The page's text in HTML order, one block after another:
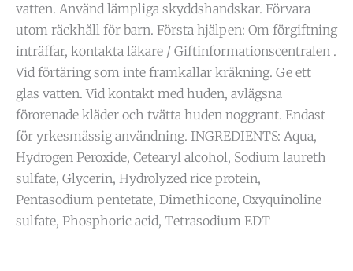
vatten. Använd lämpliga skyddshandskar. Förvara
utom räckhåll för barn. Första hjälpen: Om förgiftning
inträffar, kontakta läkare / Giftinformationscentralen .
Vid förtäring som inte framkallar kräkning. Ge ett
glas vatten. Vid kontakt med huden, avlägsna
förorenade kläder och tvätta huden noggrant. Endast
för yrkesmässig användning. INGREDIENTS: Aqua,
Hydrogen Peroxide, Cetearyl alcohol, Sodium laureth
sulfate, Glycerin, Hydrolyzed rice protein,
Pentasodium pentetate, Dimethicone, Oxyquinoline
sulfate, Phosphoric acid, Tetrasodium EDT